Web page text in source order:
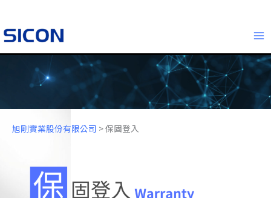
主
要
旭剛實業股份有限公司 >保固登入